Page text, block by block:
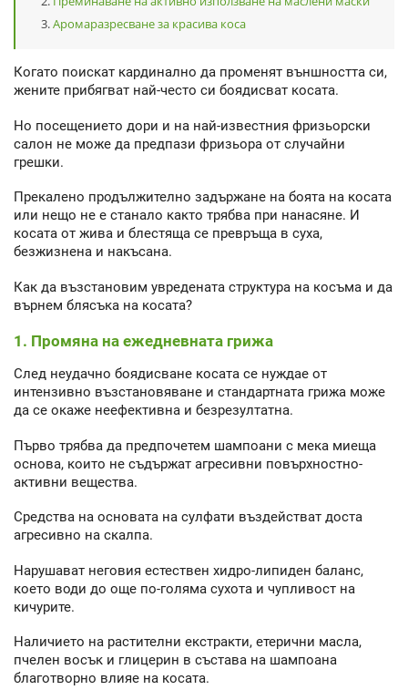
Аромаразресване за красива коса
Когато поискат кардинално да променят външността си,
жените прибягват най-често си боядисват косата.
Но посещението дори и на най-известния фризьорски
салон не може да предпази фризьора от случайни
грешки.
Прекалено продължително задържане на боята на косата
или нещо не е станало както трябва при нанасяне. И
косата от жива и блестяща се превръща в суха,
безжизнена и накъсана.
Как да възстановим увредената структура на косъма и да
върнем блясъка на косата?
1. Промяна на ежедневната грижа
След неудачно боядисване косата се нуждае от
интензивно възстановяване и стандартната грижа може
да се окаже неефективна и безрезултатна.
Първо трябва да предпочетем шампоани с мека миеща
основа, които не съдържат агресивни повърхностно-
активни вещества.
Средства на основата на сулфати въздействат доста
агресивно на скалпа.
Нарушават неговия естествен хидро-липиден баланс,
което води до още по-голяма сухота и чупливост на
кичурите.
Наличието на растителни екстракти, етерични масла,
пчелен восък и глицерин в състава на шампоана
благотворно влияе на косата.